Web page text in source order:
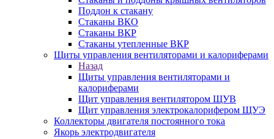
Поддон к стакану
Стаканы ВКО
Стаканы ВКР
Стаканы утепленные ВКР
Щиты управления вентиляторами и калориферами
Назад
Щиты управления вентиляторами и
калориферами
Щит управления вентилятором ЩУВ
Щит управления электрокалорифером ЩУЭ
Коллекторы двигателя постоянного тока
Якорь электродвигателя